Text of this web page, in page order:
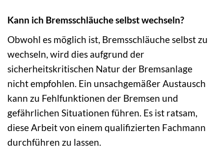
Kann ich Bremsschläuche selbst wechseln?
Obwohl es möglich ist, Bremsschläuche selbst zu
wechseln, wird dies aufgrund der
sicherheitskritischen Natur der Bremsanlage
nicht empfohlen. Ein unsachgemäßer Austausch
kann zu Fehlfunktionen der Bremsen und
gefährlichen Situationen führen. Es ist ratsam,
diese Arbeit von einem qualifizierten Fachmann
durchführen zu lassen.